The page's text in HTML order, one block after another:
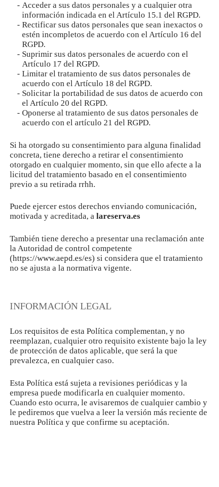
Acceder a sus datos personales y a cualquier otra
información indicada en el Artículo 15.1 del RGPD.
Rectificar sus datos personales que sean inexactos o
estén incompletos de acuerdo con el Artículo 16 del
RGPD.
Suprimir sus datos personales de acuerdo con el
Artículo 17 del RGPD.
Limitar el tratamiento de sus datos personales de
acuerdo con el Artículo 18 del RGPD.
Solicitar la portabilidad de sus datos de acuerdo con
el Artículo 20 del RGPD.
Oponerse al tratamiento de sus datos personales de
acuerdo con el artículo 21 del RGPD.
Si ha otorgado su consentimiento para alguna finalidad
concreta, tiene derecho a retirar el consentimiento
otorgado en cualquier momento, sin que ello afecte a la
licitud del tratamiento basado en el consentimiento
previo a su retirada rrhh.
Puede ejercer estos derechos enviando comunicación,
motivada y acreditada, a lareserva.es
También tiene derecho a presentar una reclamación ante
la Autoridad de control competente
(https://www.aepd.es/es) si considera que el tratamiento
no se ajusta a la normativa vigente.
INFORMACIÓN LEGAL
Los requisitos de esta Política complementan, y no
reemplazan, cualquier otro requisito existente bajo la ley
de protección de datos aplicable, que será la que
prevalezca, en cualquier caso.
Esta Política está sujeta a revisiones periódicas y la
empresa puede modificarla en cualquier momento.
Cuando esto ocurra, le avisaremos de cualquier cambio y
le pediremos que vuelva a leer la versión más reciente de
nuestra Política y que confirme su aceptación.